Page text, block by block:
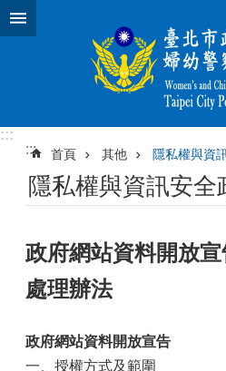
跳到主要內容區塊
:::
:::
首頁 其他 隱私權與資
隱私權與資訊安全
政府網站資料開放
處理辦法
政府網站資料開放宣告
一、授權方式及範圍